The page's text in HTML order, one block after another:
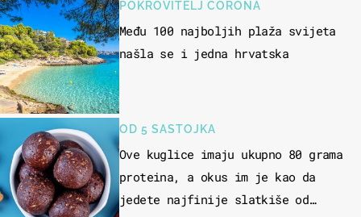
POKROVITELJ CORONA
Među 100 najboljih plaža svijeta
našla se i jedna hrvatska
OD 5 SASTOJKA
Ove kuglice imaju ukupno 80 grama
proteina, a okus im je kao da
jedete najfinije slatkiše od